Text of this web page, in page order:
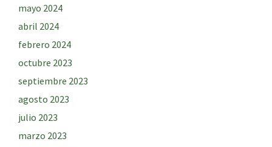
mayo 2024
abril 2024
febrero 2024
octubre 2023
septiembre 2023
agosto 2023
julio 2023
marzo 2023